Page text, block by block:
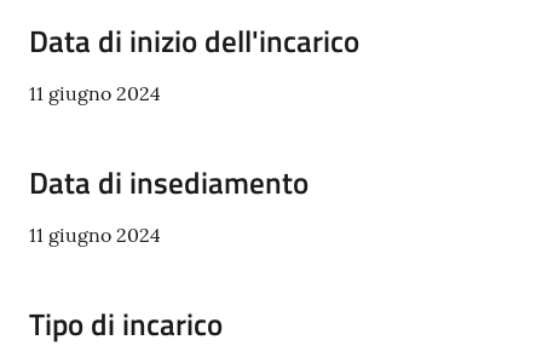
Tutti
gli
argomenti
su
Data di inizio dell'incarico
11 giugno 2024
Data di insediamento
11 giugno 2024
Tipo di incarico